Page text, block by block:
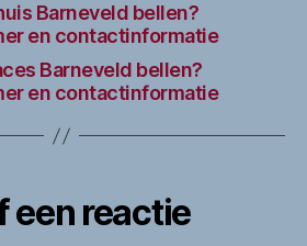
Barneveld bellen?
en contactinformatie
Barneveld bellen?
en contactinformatie
een reactie